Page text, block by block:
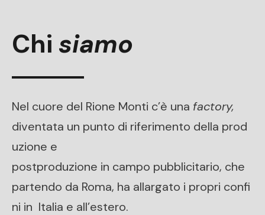
Chi siamo
Nel cuore del Rione Monti c’è una factory,
diventata un punto di riferimento della prod
uzione e
postproduzione in campo pubblicitario, che
partendo da Roma, ha allargato i propri confi
ni in Italia e all’estero.